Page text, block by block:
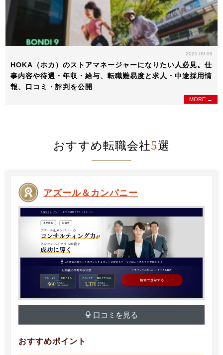
2025.09.09
HOKA（ホカ）のストアマネージャーになりたい人必見。仕
事内容や待遇・年収・給与、転職難易度と求人・中途採用情
報、口コミ・評判を公開
MORE →
おすすめ転職会社5選
アズール＆カンパニー
口コミを見る
おすすめポイント